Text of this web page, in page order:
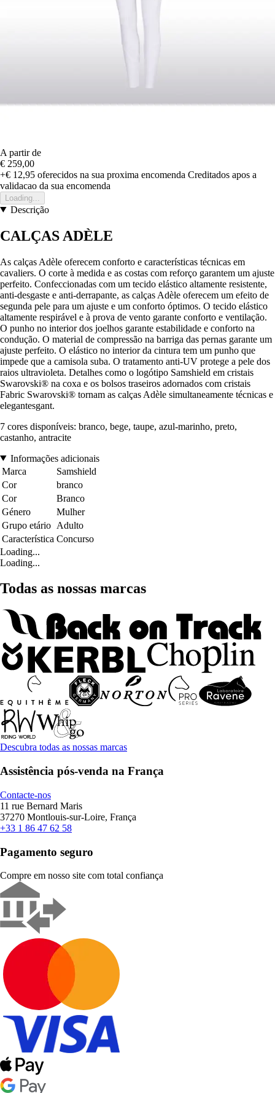
A partir de
€ 259,00
+€ 12,95 oferecidos na sua proxima encomenda Creditados apos a
validacao da sua encomenda
Loading...
Descrição
CALÇAS ADÈLE
As calças Adèle oferecem conforto e características técnicas em
cavaliers. O corte à medida e as costas com reforço garantem um ajuste
perfeito. Confeccionadas com um tecido elástico altamente resistente,
anti-desgaste e anti-derrapante, as calças Adèle oferecem um efeito de
segunda pele para um ajuste e um conforto óptimos. O tecido elástico
altamente respirável e à prova de vento garante conforto e ventilação.
O punho no interior dos joelhos garante estabilidade e conforto na
condução. O material de compressão na barriga das pernas garante um
ajuste perfeito. O elástico no interior da cintura tem um punho que
impede que a camisola suba. O tratamento anti-UV protege a pele dos
raios ultravioleta. Detalhes como o logótipo Samshield em cristais
Swarovski® na coxa e os bolsos traseiros adornados com cristais
Fabric Swarovski® tornam as calças Adèle simultaneamente técnicas e
elegantesgant.
7 cores disponíveis: branco, bege, taupe, azul-marinho, preto,
castanho, antracite
Informações adicionais
Marca
Samshield
Cor
branco
Cor
Branco
Género
Mulher
Grupo etário Adulto
Característica Concurso
Loading...
Loading...
Todas as nossas marcas
Descubra todas as nossas marcas
Assistência pós-venda na França
Contacte-nos
11 rue Bernard Maris
37270 Montlouis-sur-Loire, França
+33 1 86 47 62 58
Pagamento seguro
Compre em nosso site com total confiança